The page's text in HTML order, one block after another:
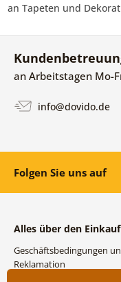
an Tapeten und
an Arbeitstagen Mo-
info@dovido.de
Folgen Sie uns auf
Alles über den Einkauf
Geschäftsbedingungen
Reklamation